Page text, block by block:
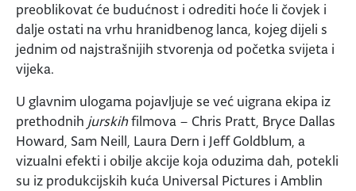
preoblikovat će budućnost i odrediti hoće li čovjek i
dalje ostati na vrhu hranidbenog lanca, kojeg dijeli s
jednim od najstrašnijih stvorenja od početka svijeta i
vijeka.
U glavnim ulogama pojavljuje se već uigrana ekipa iz
prethodnih jurskihfilmova – Chris Pratt, Bryce Dallas
Howard, Sam Neill, Laura Dern i Jeff Goldblum, a
vizualni efekti i obilje akcije koja oduzima dah, potekli
su iz produkcijskih kuća Universal Pictures i Amblin